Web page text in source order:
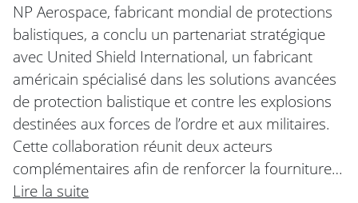
NP Aerospace, fabricant mondial de protections
balistiques, a conclu un partenariat stratégique
avec United Shield International, un fabricant
américain spécialisé dans les solutions avancées
de protection balistique et contre les explosions
destinées aux forces de l’ordre et aux militaires.
Cette collaboration réunit deux acteurs
complémentaires afin de renforcer la fourniture…
Lire la suite